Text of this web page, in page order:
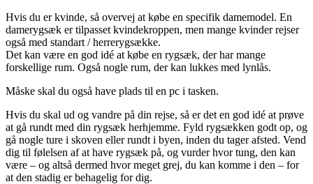
Hvis du er kvinde, så overvej at købe en specifik damemodel. En
damerygsæk er tilpasset kvindekroppen, men mange kvinder rejser
også med standart / herrerygsække.
Det kan være en god idé at købe en rygsæk, der har mange
forskellige rum. Også nogle rum, der kan lukkes med lynlås.
Måske skal du også have plads til en pc i tasken.
Hvis du skal ud og vandre på din rejse, så er det en god idé at prøve
at gå rundt med din rygsæk herhjemme. Fyld rygsækken godt op, og
gå nogle ture i skoven eller rundt i byen, inden du tager afsted. Vend
dig til følelsen af at have rygsæk på, og vurder hvor tung, den kan
være – og altså dermed hvor meget grej, du kan komme i den – for
at den stadig er behagelig for dig.